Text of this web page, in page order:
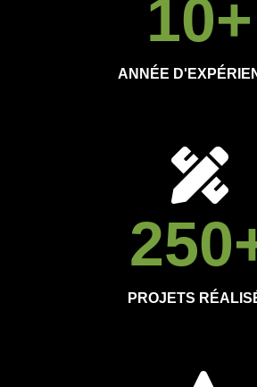
10+
ANNÉE
250
PROJETS